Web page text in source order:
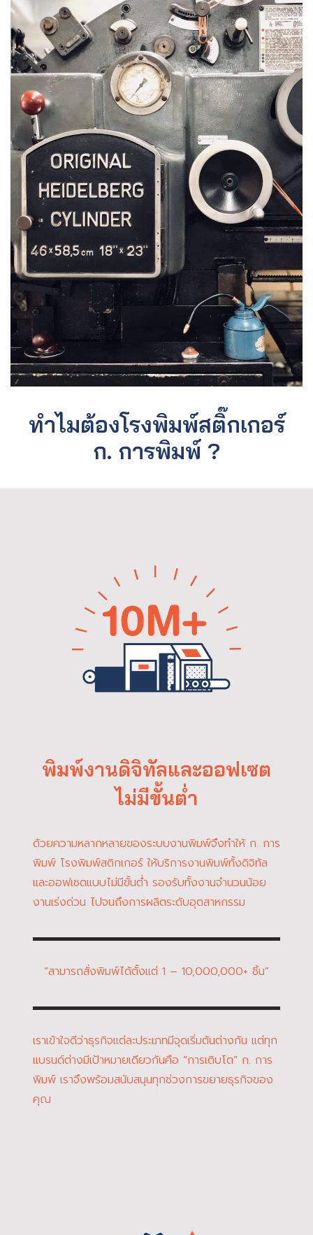
ทำไมต้องโรงพิมพ์สติ๊กเกอร์
ก. การพิมพ์ ?
พิมพ์งานดิจิทัลและออฟเซต
ไม่มีขั้นต่ำ
ด้วยความหลากหลายของระบบงานพิมพ์จึงทำให้ ก. การ
พิมพ์ โรงพิมพ์สติกเกอร์ ให้บริการงานพิมพ์ทั้งดิจิทัล
และออฟเซตแบบไม่มีขั้นต่ำ รองรับทั้งงานจำนวนน้อย
งานเร่งด่วน ไปจนถึงการผลิตระดับอุตสาหกรรม
“สามารถสั่งพิมพ์ได้ตั้งแต่ 1 – 10,000,000+ ชิ้น”
เราเข้าใจดีว่าธุรกิจแต่ละประเภทมีจุดเริ่มต้นต่างกัน แต่ทุก
แบรนด์ต่างมีเป้าหมายเดียวกันคือ “การเติบโต” ก. การ
พิมพ์ เราจึงพร้อมสนับสนุนทุกช่วงการขยายธุรกิจของ
คุณ